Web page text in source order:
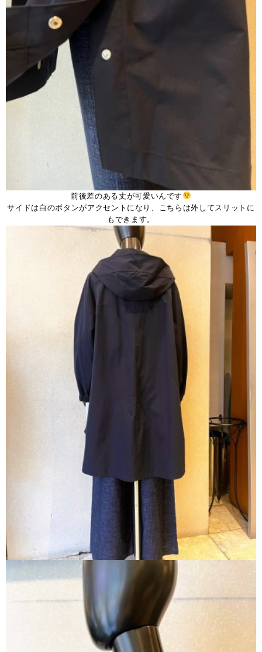
前後差のある丈が可愛いんです
サイドは白のボタンがアクセントになり、こちらは外してスリットに
もできます。